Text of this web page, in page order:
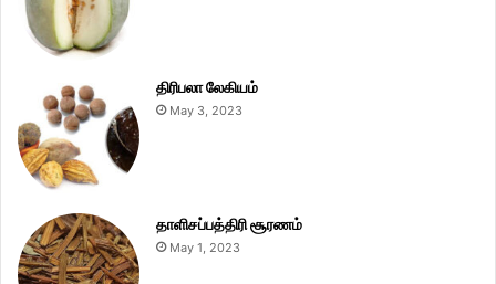
திரிபலா லேகியம்
May 3, 2023
தாளிசப்பத்திரி சூரணம்
May 1, 2023